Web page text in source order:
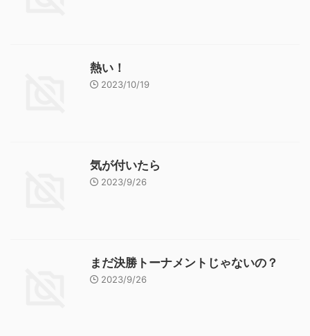
熱い！
2023/10/19
気が付いたら
2023/9/26
まだ決勝トーナメントじゃないの？
2023/9/26